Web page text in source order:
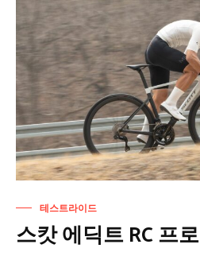
테스트라이드
스캇 에딕트 RC 프로